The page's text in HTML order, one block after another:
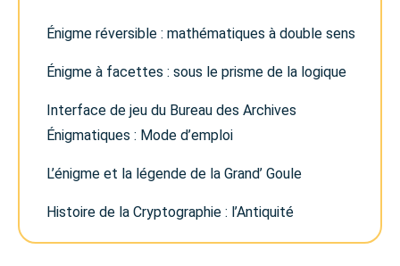
Énigme réversible : mathématiques à double sens
Énigme à facettes : sous le prisme de la logique
Interface de jeu du Bureau des Archives
Énigmatiques : Mode d’emploi
L’énigme et la légende de la Grand’ Goule
Histoire de la Cryptographie : l’Antiquité